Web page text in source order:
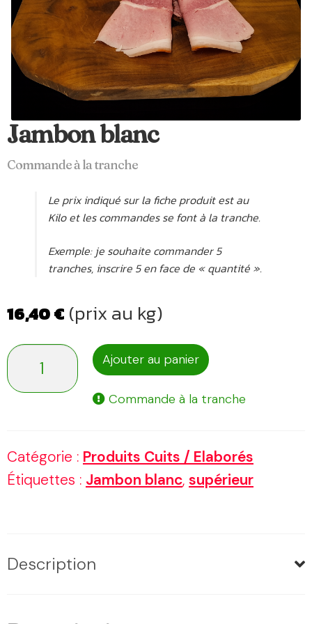
Jambon blanc
Commande à la tranche
Le prix indiqué sur la fiche produit est au
Kilo et les commandes se font à la tranche.
Exemple: je souhaite commander 5
tranches, inscrire 5 en face de « quantité ».
16,40€ (prix au kg)
quantité
de
Ajouter au panier
Commande à la tranche
Catégorie : Produits Cuits / Elaborés
Étiquettes : Jambon blanc, supérieur
Description